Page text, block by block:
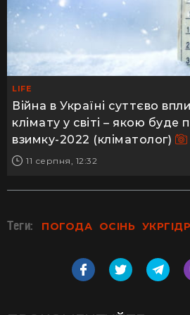
LIFE
Війна в Україні суттєво
клімату у світі – якою буде
взимку-2022 (кліматолог)
11 серпня, 12:32
Теги: ПОГОДА ОСІНЬ